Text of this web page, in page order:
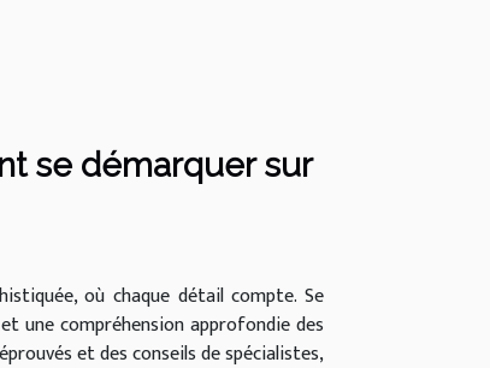
se démarquer sur
où chaque détail compte. Se
une compréhension approfondie des
et des conseils de spécialistes,